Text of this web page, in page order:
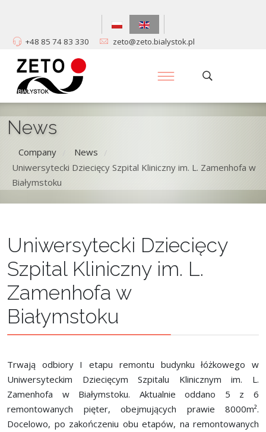
+48 85 74 83 330 zeto@zeto.bialystok.pl
News
Company News /
Uniwersytecki Dziecięcy Szpital Kliniczny im. L. Zamenhofa w
Białymstoku
Uniwersytecki Dziecięcy
Szpital Kliniczny im. L.
Zamenhofa w
Białymstoku
Trwają odbiory I etapu remontu budynku łóżkowego w
Uniwersyteckim Dziecięcym Szpitalu Klinicznym im. L.
Zamenhofa w Białymstoku. Aktualnie oddano 5 z 6
remontowanych pięter, obejmujących prawie 8000m².
Docelowo, po zakończeniu obu etapów, na remontowanych